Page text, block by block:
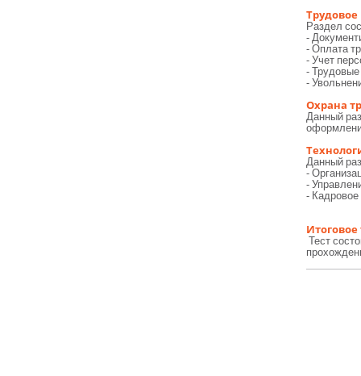
Раздел
-
- Оплата
- Учет
-
-
Охрана
Данный
Данный
-
-
-
Тест